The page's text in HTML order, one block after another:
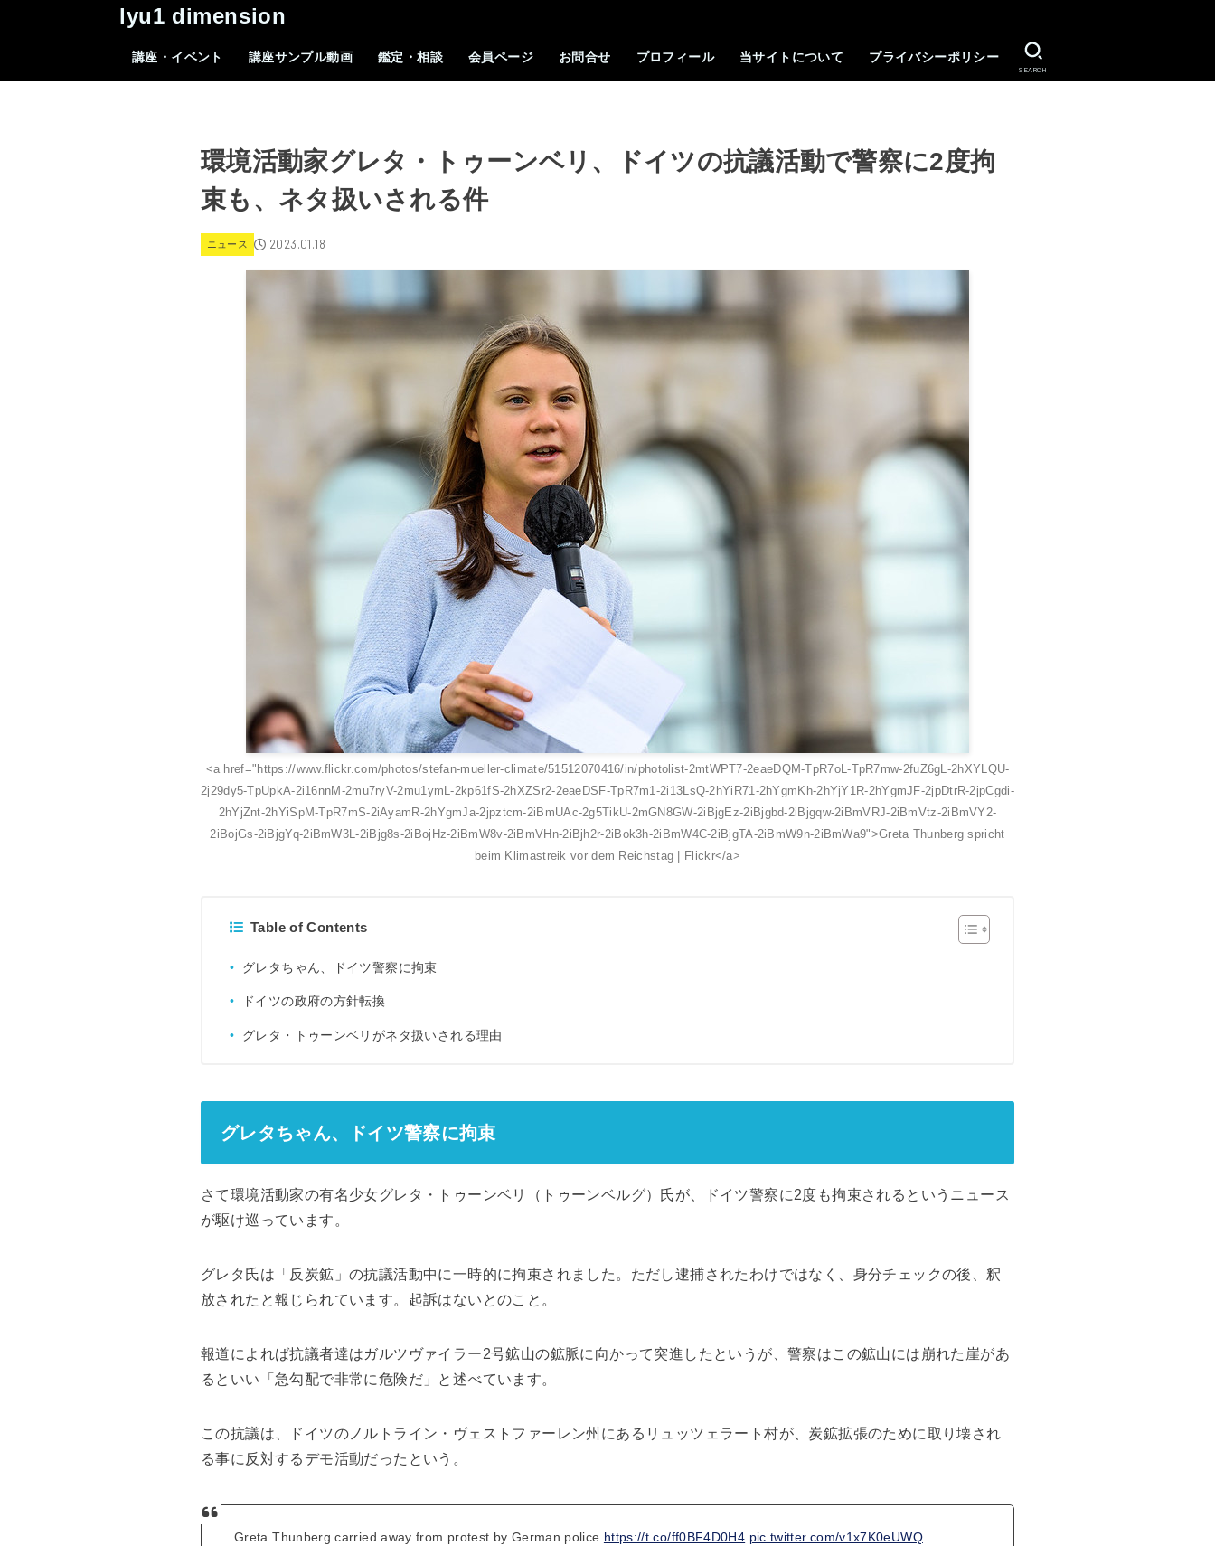
lyu1 dimension
講座・イベント 講座サンプル動画 鑑定・相談 会員ページ お問合せ プロフィール 当サイトについて プライバシーポリシー
SEARCH
環境活動家グレタ・トゥーンベリ、ドイツの抗議活動で警察に2度拘
束も、ネタ扱いされる件
ニュース 2023.01.18
<a href="https://www.flickr.com/photos/stefan-mueller-climate/51512070416/in/photolist-2mtWPT7-2eaeDQM-TpR7oL-TpR7mw-2fuZ6gL-2hXYLQU-
2j29dy5-TpUpkA-2i16nnM-2mu7ryV-2mu1ymL-2kp61fS-2hXZSr2-2eaeDSF-TpR7m1-2i13LsQ-2hYiR71-2hYgmKh-2hYjY1R-2hYgmJF-2jpDtrR-2jpCgdi-
2hYjZnt-2hYiSpM-TpR7mS-2iAyamR-2hYgmJa-2jpztcm-2iBmUAc-2g5TikU-2mGN8GW-2iBjgEz-2iBjgbd-2iBjgqw-2iBmVRJ-2iBmVtz-2iBmVY2-
2iBojGs-2iBjgYq-2iBmW3L-2iBjg8s-2iBojHz-2iBmW8v-2iBmVHn-2iBjh2r-2iBok3h-2iBmW4C-2iBjgTA-2iBmW9n-2iBmWa9">Greta Thunberg spricht
beim Klimastreik vor dem Reichstag | Flickr</a>
Table of Contents
グレタちゃん、ドイツ警察に拘束
ドイツの政府の方針転換
グレタ・トゥーンベリがネタ扱いされる理由
グレタちゃん、ドイツ警察に拘束
さて環境活動家の有名少女グレタ・トゥーンベリ（トゥーンベルグ）氏が、ドイツ警察に2度も拘束されるというニュース
が駆け巡っています。
グレタ氏は「反炭鉱」の抗議活動中に一時的に拘束されました。ただし逮捕されたわけではなく、身分チェックの後、釈
放されたと報じられています。起訴はないとのこと。
報道によれば抗議者達はガルツヴァイラー2号鉱山の鉱脈に向かって突進したというが、警察はこの鉱山には崩れた崖があ
るといい「急勾配で非常に危険だ」と述べています。
この抗議は、ドイツのノルトライン・ヴェストファーレン州にあるリュッツェラート村が、炭鉱拡張のために取り壊され
る事に反対するデモ活動だったという。
Greta Thunberg carried away from protest by German police https://t.co/ff0BF4D0H4 pic.twitter.com/v1x7K0eUWQ